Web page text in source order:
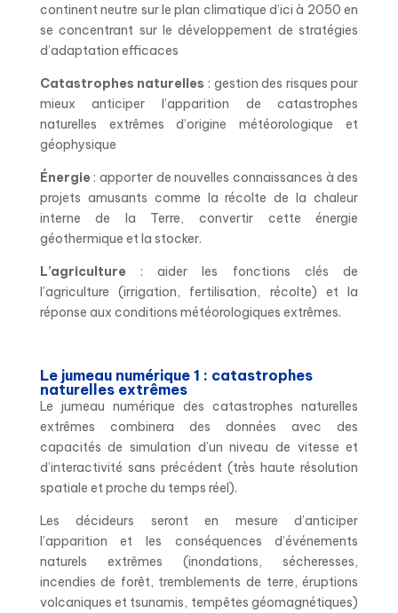
continent neutre sur le plan climatique d’ici à 2050 en
se concentrant sur le développement de stratégies
d’adaptation efficaces
Catastrophes naturelles : gestion des risques pour
mieux anticiper l’apparition de catastrophes
naturelles extrêmes d’origine météorologique et
géophysique
Énergie : apporter de nouvelles connaissances à des
projets amusants comme la récolte de la chaleur
interne de la Terre, convertir cette énergie
géothermique et la stocker.
L’agriculture : aider les fonctions clés de
l’agriculture (irrigation, fertilisation, récolte) et la
réponse aux conditions météorologiques extrêmes.
Le jumeau numérique 1 : catastrophes
naturelles extrêmes
Le jumeau numérique des catastrophes naturelles
extrêmes combinera des données avec des
capacités de simulation d’un niveau de vitesse et
d’interactivité sans précédent (très haute résolution
spatiale et proche du temps réel).
Les décideurs seront en mesure d’anticiper
l’apparition et les conséquences d’événements
naturels extrêmes (inondations, sécheresses,
incendies de forêt, tremblements de terre, éruptions
volcaniques et tsunamis, tempêtes géomagnétiques)